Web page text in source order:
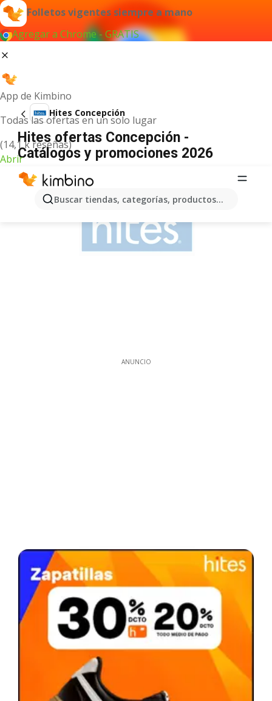
Folletos vigentes siempre a mano
Agregar a Chrome - GRATIS
App de Kimbino
Todas las ofertas en un solo lugar
(14,1 k reseñas)
Abrir
Buscar tiendas, categorías, productos...
Hites Concepción
Hites ofertas Concepción -
Catálogos y promociones 2026
ANUNCIO